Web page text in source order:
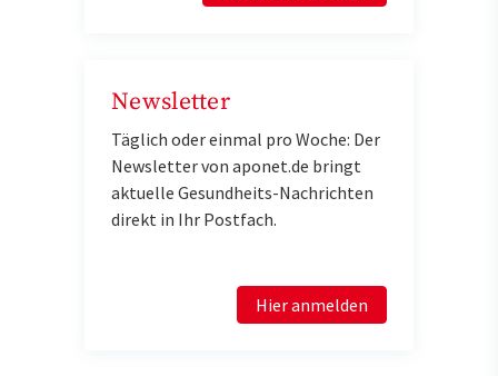
Newsletter
Täglich oder einmal pro Woche: Der
Newsletter von aponet.de bringt
aktuelle Gesundheits-Nachrichten
direkt in Ihr Postfach.
Hier anmelden